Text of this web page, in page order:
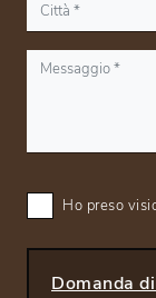
Ho preso
Domanda